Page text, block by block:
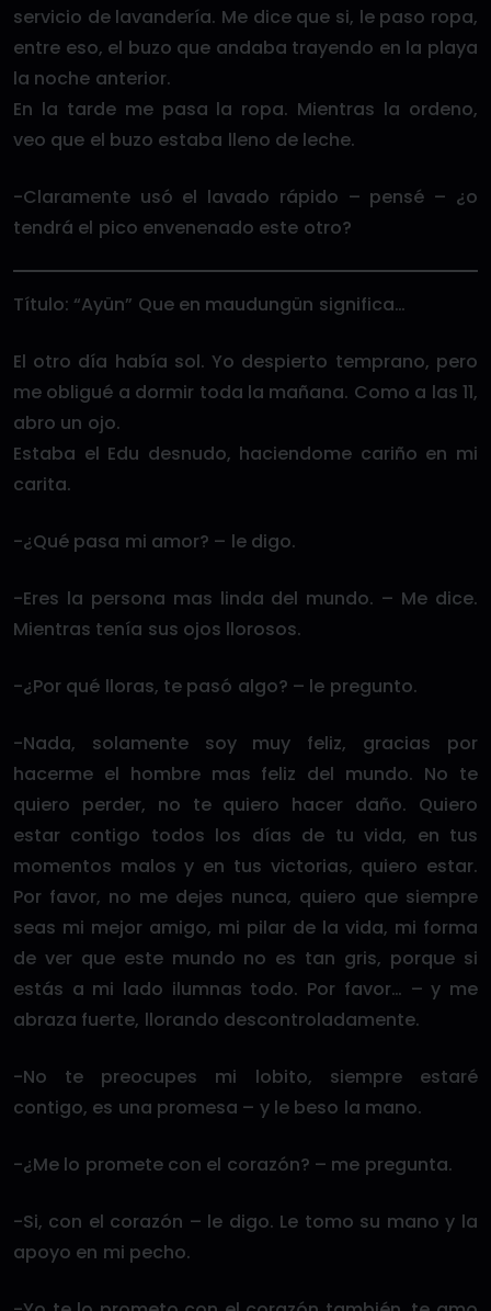
servicio de lavandería. Me dice que si, le paso ropa,
entre eso, el buzo que andaba trayendo en la playa
la noche anterior.
En la tarde me pasa la ropa. Mientras la ordeno,
veo que el buzo estaba lleno de leche.
-Claramente usó el lavado rápido – pensé – ¿o
tendrá el pico envenenado este otro?
Título: “Ayün” Que en maudungün significa…
El otro día había sol. Yo despierto temprano, pero
me obligué a dormir toda la mañana. Como a las 11,
abro un ojo.
Estaba el Edu desnudo, haciendome cariño en mi
carita.
-¿Qué pasa mi amor? – le digo.
-Eres la persona mas linda del mundo. – Me dice.
Mientras tenía sus ojos llorosos.
-¿Por qué lloras, te pasó algo? – le pregunto.
-Nada, solamente soy muy feliz, gracias por
hacerme el hombre mas feliz del mundo. No te
quiero perder, no te quiero hacer daño. Quiero
estar contigo todos los días de tu vida, en tus
momentos malos y en tus victorias, quiero estar.
Por favor, no me dejes nunca, quiero que siempre
seas mi mejor amigo, mi pilar de la vida, mi forma
de ver que este mundo no es tan gris, porque si
estás a mi lado ilumnas todo. Por favor… – y me
abraza fuerte, llorando descontroladamente.
-No te preocupes mi lobito, siempre estaré
contigo, es una promesa – y le beso la mano.
-¿Me lo promete con el corazón? – me pregunta.
-Si, con el corazón – le digo. Le tomo su mano y la
apoyo en mi pecho.